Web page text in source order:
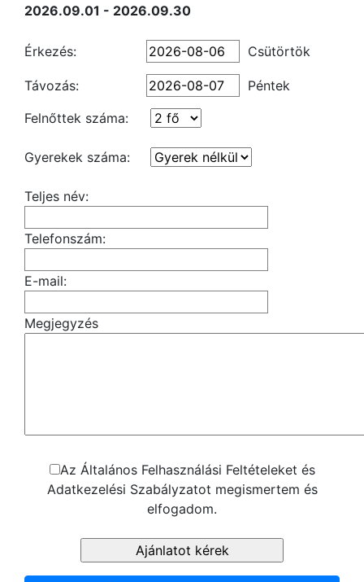
2026.09.01 - 2026.09.30
Érkezés: Csütörtök
Távozás:
Péntek
Felnőttek száma:
Gyerekek száma:
Teljes név:
Telefonszám:
E-mail:
Megjegyzés
Az Általános Felhasználási Feltételeket és
Adatkezelési Szabályzatot megismertem és
elfogadom.